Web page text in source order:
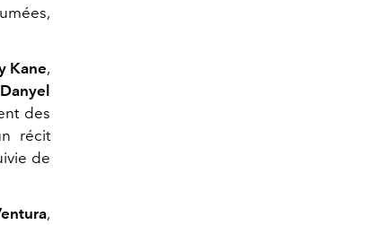
Kane,
Danyel
des
récit
de
,